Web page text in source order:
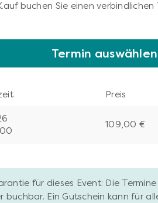
buchen Sie einen verbindlichen
Termin auswählen
Preis
109,00 €
für dieses Event: Die
buchbar. Ein Gutschein kann für